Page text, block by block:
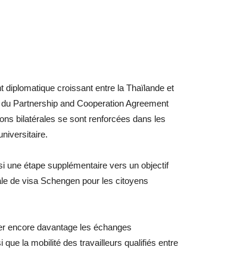
diplomatique croissant entre la Thaïlande et
Partnership and Cooperation Agreement
bilatérales se sont renforcées dans les
une étape supplémentaire vers un objectif
de visa Schengen pour les citoyens
encore davantage les échanges
la mobilité des travailleurs qualifiés entre